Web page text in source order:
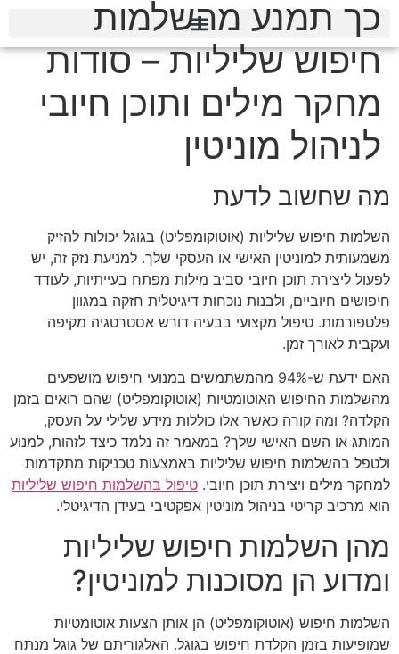
כך תמנע מהשלמות
חיפוש שליליות – סודות
מחקר מילים ותוכן חיובי
לניהול מוניטין
מה שחשוב לדעת
השלמות חיפוש שליליות (אוטוקומפליט) בגוגל יכולות להזיק
משמעותית למוניטין האישי או העסקי שלך. למניעת נזק זה, יש
לפעול ליצירת תוכן חיובי סביב מילות מפתח בעייתיות, לעודד
חיפושים חיוביים, ולבנות נוכחות דיגיטלית חזקה במגוון
פלטפורמות. טיפול מקצועי בבעיה דורש אסטרטגיה מקיפה
ועקבית לאורך זמן.
האם ידעת ש-94% מהמשתמשים במנועי חיפוש מושפעים
מהשלמות החיפוש האוטומטיות (אוטוקומפליט) שהם רואים בזמן
הקלדה? ומה קורה כאשר אלו כוללות מידע שלילי על העסק,
המותג או השם האישי שלך? במאמר זה נלמד כיצד לזהות, למנוע
ולטפל בהשלמות חיפוש שליליות באמצעות טכניקות מתקדמות
למחקר מילים ויצירת תוכן חיובי. טיפול בהשלמות חיפוש שליליות
הוא מרכיב קריטי בניהול מוניטין אפקטיבי בעידן הדיגיטלי.
מהן השלמות חיפוש שליליות
ומדוע הן מסוכנות למוניטין?
השלמות חיפוש (אוטוקומפליט) הן אותן הצעות אוטומטיות
שמופיעות בזמן הקלדת חיפוש בגוגל. האלגוריתם של גוגל מנתח